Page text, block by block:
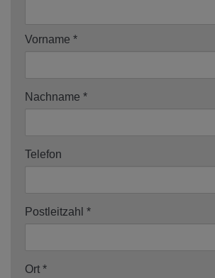
Vorname
Nachname
Telefon
Postleitzahl
Ort